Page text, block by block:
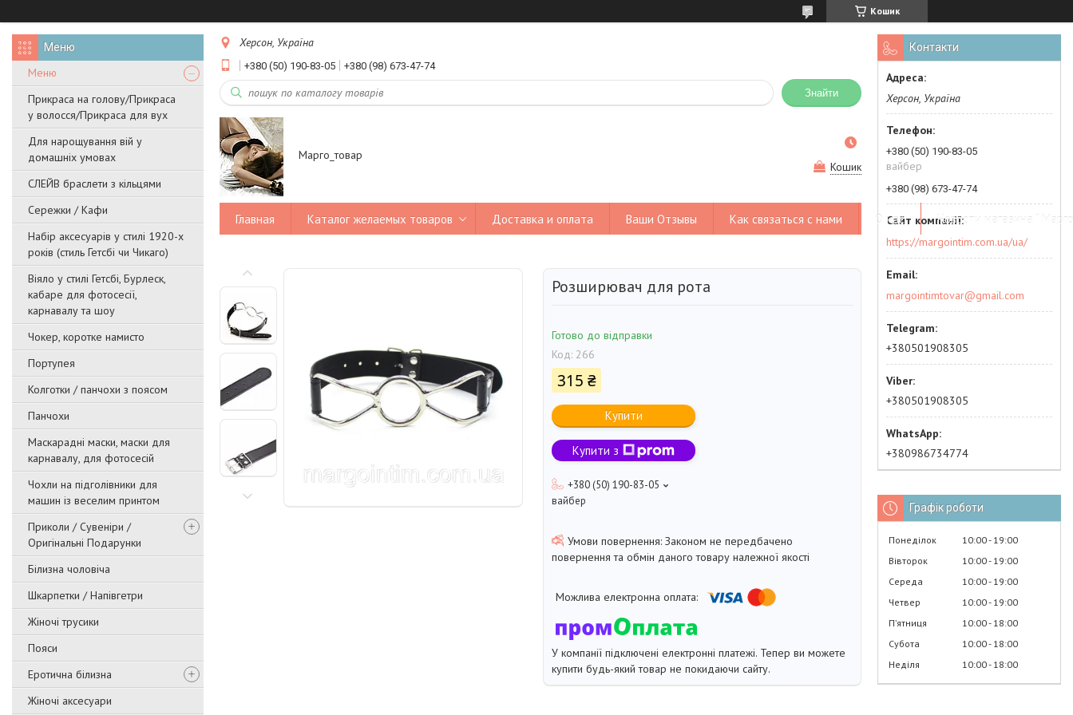
Кошик
Меню
Прикраса на голову/Прикраса
у волосся/Прикраса для вух
Для нарощування вій у
домашніх умовах
СЛЕЙВ браслети з кільцями
Сережки / Кафи
Набір аксесуарів у стилі 1920-х
років (стиль Гетсбі чи Чикаго)
Віяло у стилі Гетсбі, Бурлеск,
кабаре для фотосесії,
карнавалу та шоу
Чокер, коротке намисто
Портупея
Колготки / панчохи з поясом
Панчохи
Маскарадні маски, маски для
карнавалу, для фотосесій
Чохли на підголівники для
машин із веселим принтом
Приколи / Сувеніри /
Оригінальні Подарунки
Білизна чоловіча
Шкарпетки / Напівгетри
Жіночі трусики
Пояси
Еротична білизна
Жіночі аксесуари
Херсон, Україна
+380 (50) 190-83-05 +380 (98) 673-47-74
Знайти
Марго_товар
Кошик
Главная Каталог желаемых товаров Доставка и оплата Ваши Отзывы Как связаться с нами О нас Новости магазина "
Розширювач для рота
Готово до відправки
Код: 266
315 ₴
Купити
Купити з
+380 (50) 190-83-05
вайбер
Законом не передбачено
повернення та обмін даного товару належної якості
У компанії підключені електронні платежі. Тепер ви можете
купити будь-який товар не покидаючи сайту.
Контакти
Херсон, Україна
+380 (50) 190-83-05
вайбер
+380 (98) 673-47-74
https://margointim.com.ua/ua/
margointimtovar@gmail.com
+380501908305
+380501908305
+380986734774
Графік роботи
Понеділок 10:00 19:00
Вівторок
10:00 19:00
Середа
10:00 19:00
Четвер
10:00 19:00
Пʼятниця
10:00 18:00
Субота
10:00 18:00
Неділя
10:00 18:00